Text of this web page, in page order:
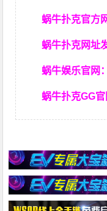
蜗牛扑克官方
蜗牛扑克网址
蜗牛娱乐官网
蜗牛扑克GG